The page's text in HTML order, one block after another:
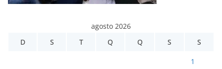
agosto 2026
D
S T Q Q S S
1